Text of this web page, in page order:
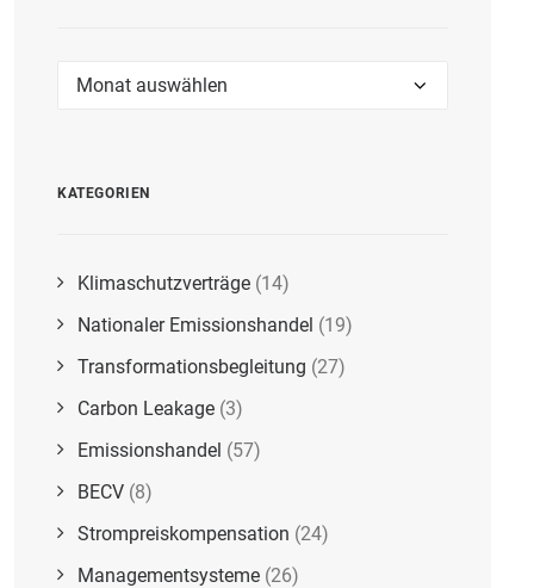
Archive
KATEGORIEN
Klimaschutzverträge (14)
Nationaler Emissionshandel (19)
Transformationsbegleitung (27)
Carbon Leakage (3)
Emissionshandel (57)
BECV (8)
Strompreiskompensation (24)
Managementsysteme (26)